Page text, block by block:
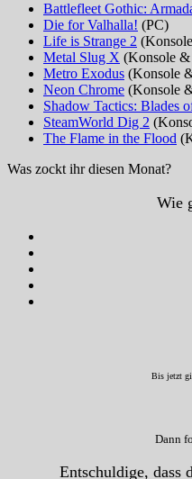
Battlefleet Gothic:
Die for Valhalla! (PC)
Life is Strange 2
Metal Slug X (Konsole
Metro Exodus (Konsole
Neon Chrome (Konsole
Shadow Tactics: Blades
SteamWorld Dig 2
The Flame in the Flood
Was zockt ihr diesen Monat?
Wie
Bis jetzt
Dann
Entschuldige, dass